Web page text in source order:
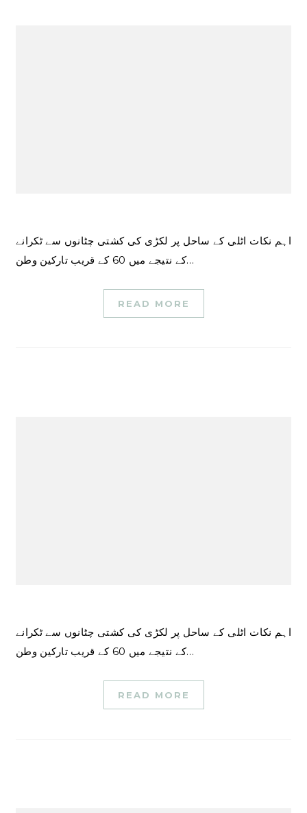
اہم نکات اٹلی کے ساحل پر لکڑی کی کشتی چٹانوں سے ٹکرانے
کے نتیجے میں 60 کے قریب تارکین وطن…
READ MORE
اہم نکات اٹلی کے ساحل پر لکڑی کی کشتی چٹانوں سے ٹکرانے
کے نتیجے میں 60 کے قریب تارکین وطن…
READ MORE